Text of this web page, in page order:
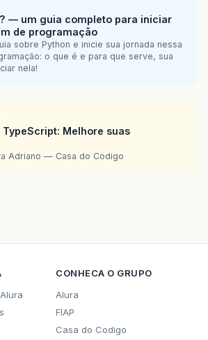
— um guia completo para iniciar
de programação
sobre Python e inicie sua jornada nessa
o que é e para que serve, sua
nela!
Melhore suas
Adriano — Casa do Codigo
CONHECA O GRUPO
Alura
FIAP
Casa do Codigo